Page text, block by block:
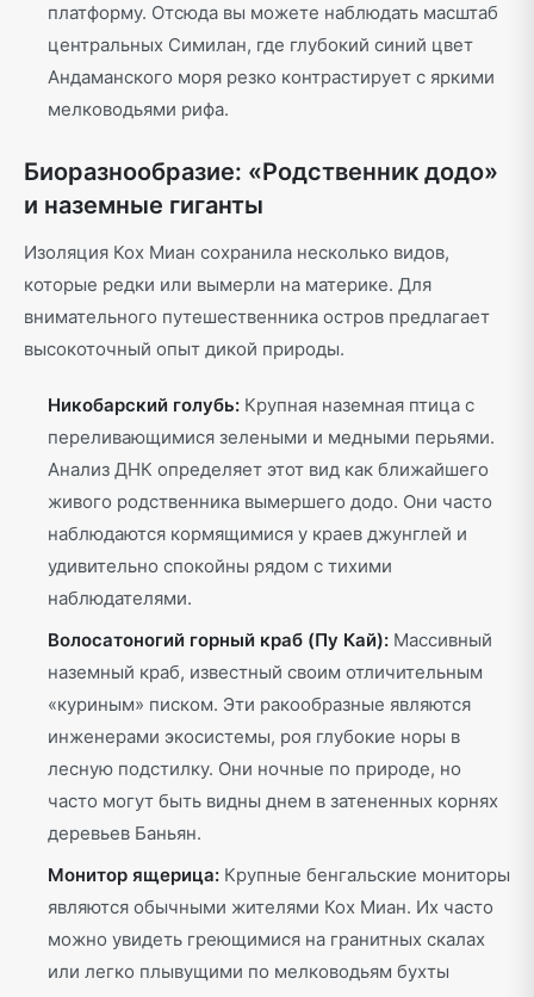
платформу. Отсюда вы можете наблюдать масштаб
центральных Симилан, где глубокий синий цвет
Андаманского моря резко контрастирует с яркими
мелководьями рифа.
Биоразнообразие: «Родственник додо»
и наземные гиганты
Изоляция Кох Миан сохранила несколько видов,
которые редки или вымерли на материке. Для
внимательного путешественника остров предлагает
высокоточный опыт дикой природы.
Никобарский голубь: Крупная наземная птица с
переливающимися зелеными и медными перьями.
Анализ ДНК определяет этот вид как ближайшего
живого родственника вымершего додо. Они часто
наблюдаются кормящимися у краев джунглей и
удивительно спокойны рядом с тихими
наблюдателями.
Волосатоногий горный краб (Пу Кай): Массивный
наземный краб, известный своим отличительным
«куриным» писком. Эти ракообразные являются
инженерами экосистемы, роя глубокие норы в
лесную подстилку. Они ночные по природе, но
часто могут быть видны днем в затененных корнях
деревьев Баньян.
Монитор ящерица: Крупные бенгальские мониторы
являются обычными жителями Кох Миан. Их часто
можно увидеть греющимися на гранитных скалах
или легко плывущими по мелководьям бухты